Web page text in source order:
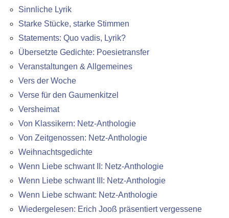
Sinnliche Lyrik
Starke Stücke, starke Stimmen
Statements: Quo vadis, Lyrik?
Übersetzte Gedichte: Poesietransfer
Veranstaltungen & Allgemeines
Vers der Woche
Verse für den Gaumenkitzel
Versheimat
Von Klassikern: Netz-Anthologie
Von Zeitgenossen: Netz-Anthologie
Weihnachtsgedichte
Wenn Liebe schwant II: Netz-Anthologie
Wenn Liebe schwant III: Netz-Anthologie
Wenn Liebe schwant: Netz-Anthologie
Wiedergelesen: Erich Jooß präsentiert vergessene